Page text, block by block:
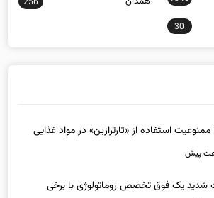
1345
استفاده از «تارترازین» در مواد غذایی